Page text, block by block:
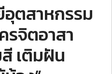
อุตสาหกรรม
รจิตอาสา
เติมฝัน